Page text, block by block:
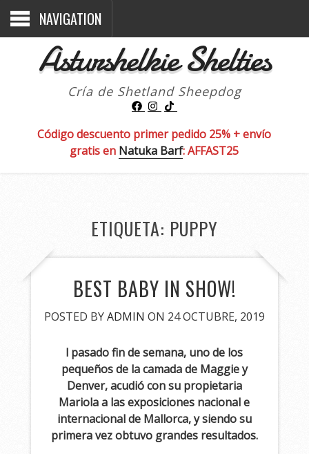
NAVIGATION
Asturshelkie Shelties
Cría de Shetland Sheepdog
Código descuento primer pedido 25% + envío
gratis en Natuka Barf: AFFAST25
ETIQUETA: PUPPY
BEST BABY IN SHOW!
POSTED BYADMIN ON 24 OCTUBRE, 2019
l pasado fin de semana, uno de los
pequeños de la camada de Maggie y
Denver, acudió con su propietaria
Mariola a las exposiciones nacional e
internacional de Mallorca, y siendo su
primera vez obtuvo grandes resultados.